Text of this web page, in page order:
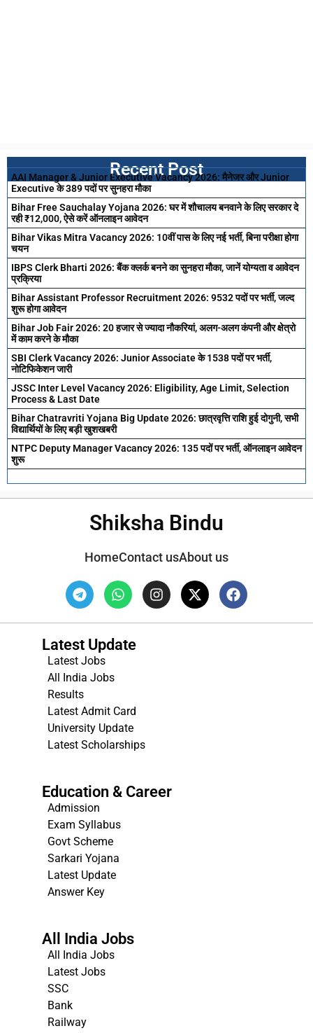
Recent Post
AAI Manager & Junior Executive Vacancy 2026: मैनेजर और Junior
Executive के 389 पदों पर सुनहरा मौका
Bihar Free Sauchalay Yojana 2026: घर में शौचालय बनवाने के लिए सरकार दे
रही ₹12,000, ऐसे करें ऑनलाइन आवेदन
Bihar Vikas Mitra Vacancy 2026: 10वीं पास के लिए नई भर्ती, बिना परीक्षा होगा
चयन
IBPS Clerk Bharti 2026: बैंक क्लर्क बनने का सुनहरा मौका, जानें योग्यता व आवेदन
प्रक्रिया
Bihar Assistant Professor Recruitment 2026: 9532 पदों पर भर्ती, जल्द
शुरू होगा आवेदन
Bihar Job Fair 2026: 20 हजार से ज्यादा नौकरियां, अलग-अलग कंपनी और क्षेत्रो
में काम करने के मौका
SBI Clerk Vacancy 2026: Junior Associate के 1538 पदों पर भर्ती,
नोटिफिकेशन जारी
JSSC Inter Level Vacancy 2026: Eligibility, Age Limit, Selection
Process & Last Date
Bihar Chatravriti Yojana Big Update 2026: छात्रवृत्ति राशि हुई दोगुनी, सभी
विद्यार्थियों के लिए बड़ी खुशखबरी
NTPC Deputy Manager Vacancy 2026: 135 पदों पर भर्ती, ऑनलाइन आवेदन
शुरू
Shiksha Bindu
HomeContact usAbout us
Latest Update
Latest Jobs
All India Jobs
Results
Latest Admit Card
University Update
Latest Scholarships
Education & Career
Admission
Exam Syllabus
Govt Scheme
Sarkari Yojana
Latest Update
Answer Key
All India Jobs
All India Jobs
Latest Jobs
SSC
Bank
Railway